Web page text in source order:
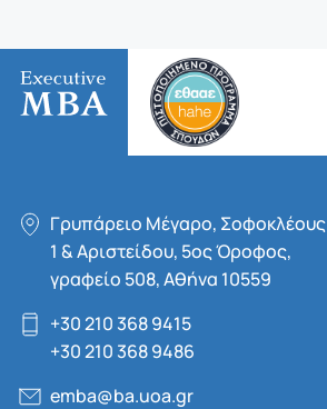
Γρυπάρειο Μέγαρο, Σοφοκλέους
1 & Αριστείδου, 5oς Όροφος,
γραφείο 508, Αθήνα 10559
+30 210 368 9415
+30 210 368 9486
emba@ba.uoa.gr